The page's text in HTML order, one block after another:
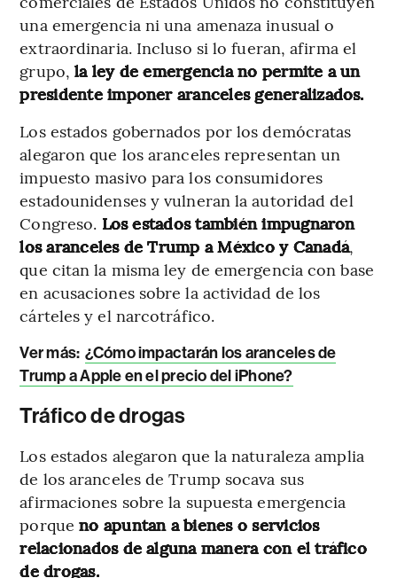
una emergencia ni una amenaza inusual o
extraordinaria. Incluso si lo fueran, afirma el
grupo,la ley de emergencia no permite a un
presidente imponer aranceles generalizados.
Los estados gobernados por los demócratas
alegaron que los aranceles representan un
impuesto masivo para los consumidores
estadounidenses y vulneran la autoridad del
Congreso. Los estados también impugnaron
los aranceles de Trump a México y Canadá,
que citan la misma ley de emergencia con base
en acusaciones sobre la actividad de los
cárteles y el narcotráfico.
Ver más: ¿Cómo impactarán los aranceles de
Trump a Apple en el precio del iPhone?
Tráfico de drogas
Los estados alegaron que la naturaleza amplia
de los aranceles de Trump socava sus
afirmaciones sobre la supuesta emergencia
porqueno apuntan a bienes o servicios
relacionados de alguna manera con el tráfico
de drogas.